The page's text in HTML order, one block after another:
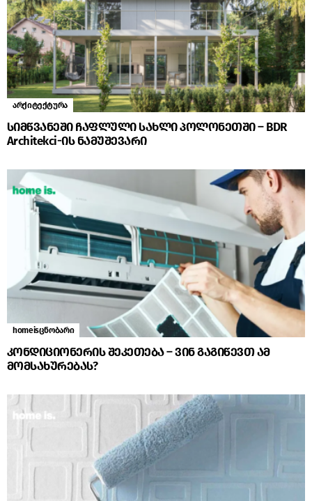
არქიტექტურა
სიმწვანეში ჩაფლული სახლი პოლონეთში – BDR
Architekci-ის ნამუშევარი
homeisცნობარი
კონდიციონერის შეკეთება – ვინ გაგიწევთ ამ
მომსახურებას?